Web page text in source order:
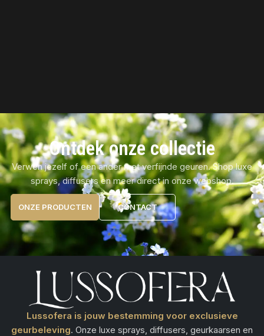
Ontdek onze collectie
Verwen jezelf of een ander met verfijnde geuren. Shop luxe
sprays, diffusers en meer direct in onze webshop.
ONZE PRODUCTEN CONTACT
Lussofera is jouw bestemming voor exclusieve
geurbeleving. Onze luxe sprays, diffusers, geurkaarsen en